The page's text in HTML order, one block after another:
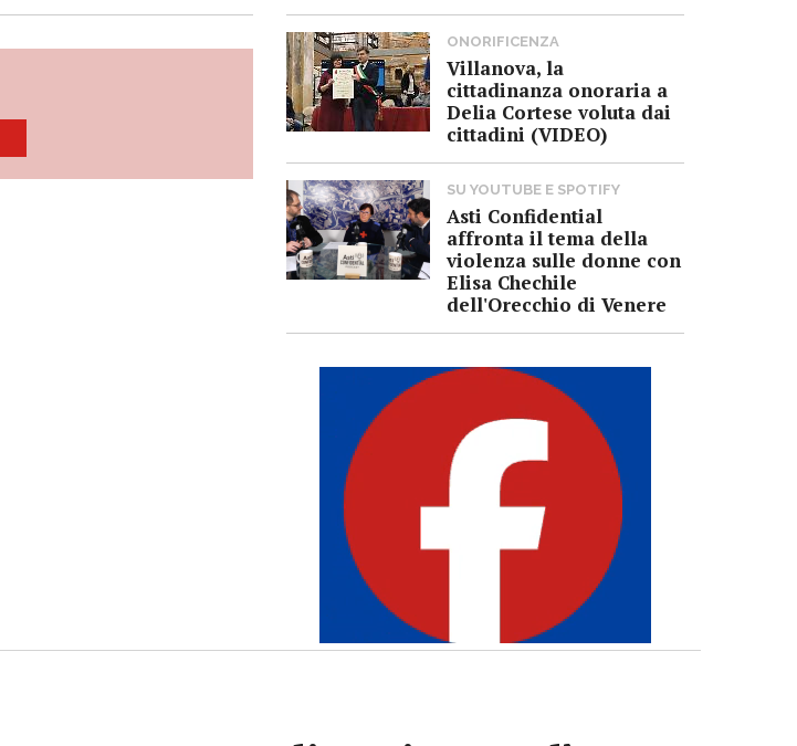
ONORIFICENZA
Villanova, la
cittadinanza onoraria a
Delia Cortese voluta dai
cittadini (VIDEO)
SU YOUTUBE E SPOTIFY
Asti Confidential
affronta il tema della
violenza sulle donne con
Elisa Chechile
dell'Orecchio di Venere